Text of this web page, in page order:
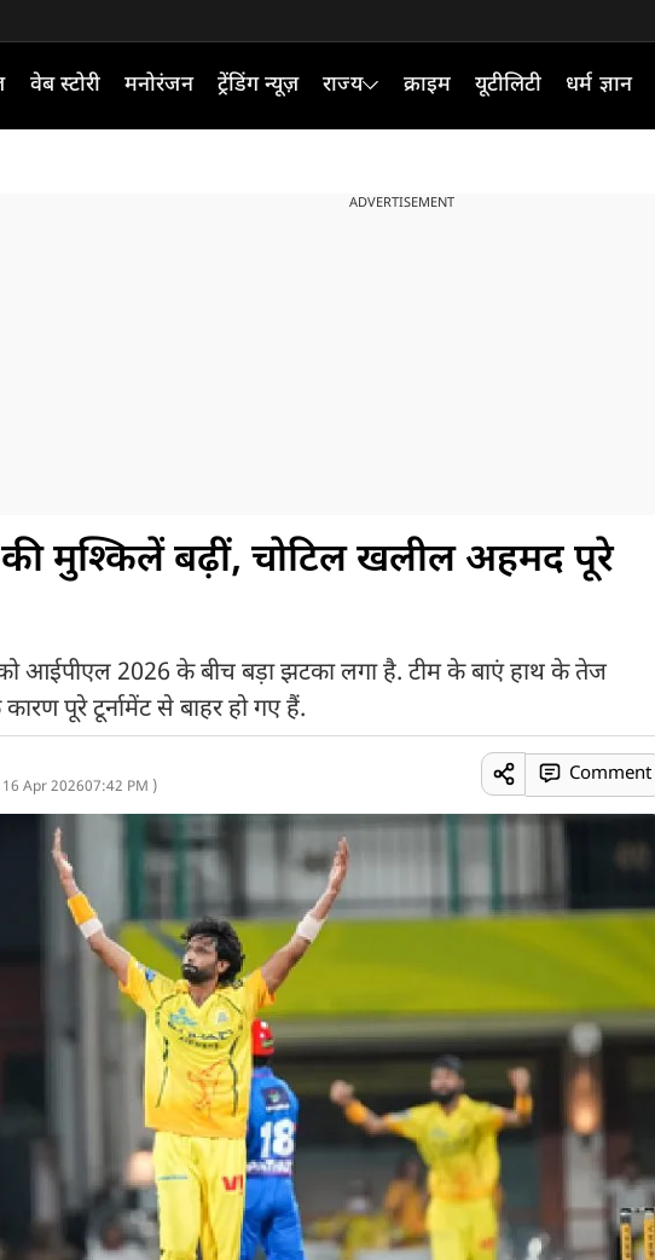
वेब स्टोरी मनोरंजन ट्रेंडिंग न्यूज़ राज्य क्राइम यूटीलिटी धर्म ज्ञान
ADVERTISEMENT
मुश्किलें बढ़ीं, चोटिल खलील अहमद पूरे
आईपीएल 2026 के बीच बड़ा झटका लगा है. टीम के बाएं हाथ के तेज
पूरे टूर्नामेंट से बाहर हो गए हैं.
Apr 202607:42 PM )
Comment